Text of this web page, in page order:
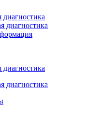
диагностика
диагностика